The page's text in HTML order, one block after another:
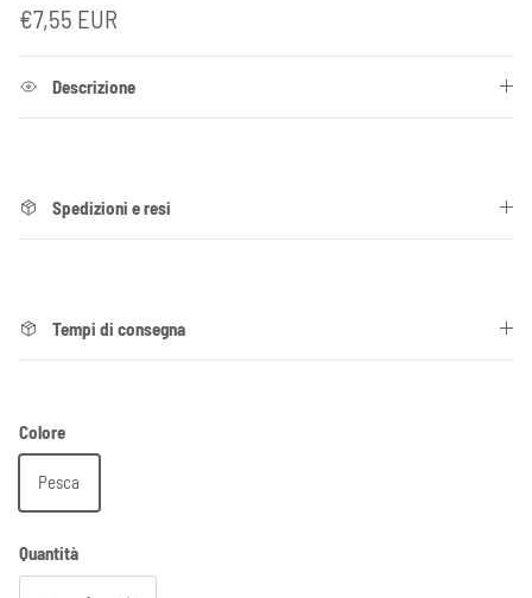
Prezzo normale
€7,55 EUR
Descrizione
Spedizioni e resi
Tempi di consegna
Colore
Pesca
Quantità